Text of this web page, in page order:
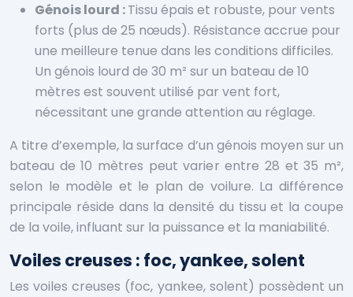
Génois lourd :Tissu épais et robuste, pour vents
forts (plus de 25 nœuds). Résistance accrue pour
une meilleure tenue dans les conditions difficiles.
Un génois lourd de 30 m² sur un bateau de 10
mètres est souvent utilisé par vent fort,
nécessitant une grande attention au réglage.
A titre d’exemple, la surface d’un génois moyen sur un
bateau de 10 mètres peut varier entre 28 et 35 m²,
selon le modèle et le plan de voilure. La différence
principale réside dans la densité du tissu et la coupe
de la voile, influant sur la puissance et la maniabilité.
Voiles creuses : foc, yankee, solent
Les voiles creuses (foc, yankee, solent) possèdent un